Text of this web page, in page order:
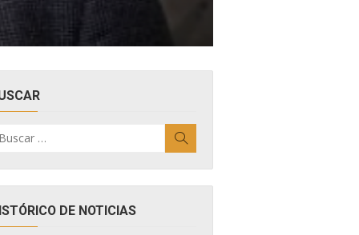
DE NOTICIAS